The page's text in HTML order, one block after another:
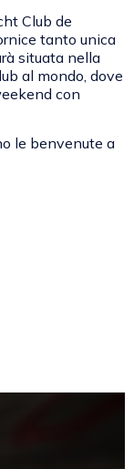
Club de
tanto unica
situata nella
al mondo, dove
con
le benvenute a